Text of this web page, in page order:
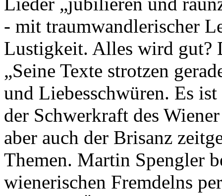
- mit traumwandlerischer
Lustigkeit. Alles wird gut?
„Seine Texte strotzen
und Liebesschwüren. Es
der Schwerkraft des
aber auch der Brisanz
Themen. Martin Spengler
wienerischen Fremdelns